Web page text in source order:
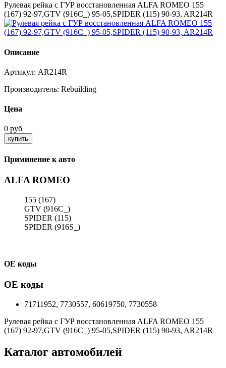
Рулевая рейка с ГУР восстановленная ALFA ROMEO 155
(167) 92-97,GTV (916C_) 95-05,SPIDER (115) 90-93, AR214R
Описание
Артикул: AR214R
Производитель: Rebuilding
Цена
0 руб
Приминение к авто
ALFA ROMEO
155 (167)
GTV (916C_)
SPIDER (115)
SPIDER (916S_)
ОЕ коды
ОЕ коды
71711952, 7730557, 60619750, 7730558
Рулевая рейка с ГУР восстановленная ALFA ROMEO 155
(167) 92-97,GTV (916C_) 95-05,SPIDER (115) 90-93, AR214R
Каталог автомобилей